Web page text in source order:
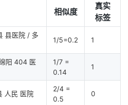
相似度
真实
标签
县医院 / 多
1/5=0.2 1
阳 404 医
1/7 =
0.14
1
人民 医院
2/4 =
0.5
0